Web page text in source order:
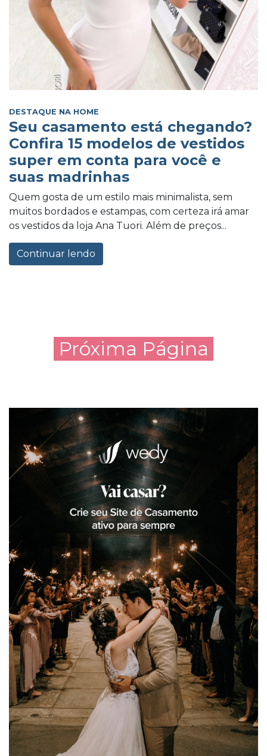
DESTAQUE NA HOME
Seu casamento está chegando?
Confira 15 modelos de vestidos
super em conta para você e
suas madrinhas
Quem gosta de um estilo mais minimalista, sem
muitos bordados e estampas, com certeza irá amar
os vestidos da loja Ana Tuori. Além de preços...
Continuar lendo
Próxima Página